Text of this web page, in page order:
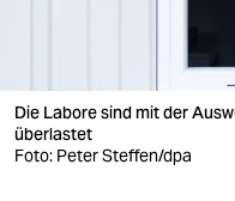
verlag
verlag
Die Labore sind mit der
überlastet
Foto: Peter Steffen/dpa